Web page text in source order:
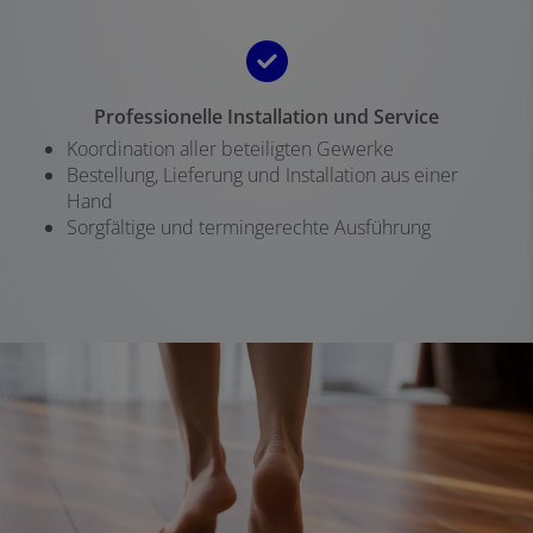
Professionelle Installation und Service
Koordination aller beteiligten Gewerke
Bestellung, Lieferung und Installation aus einer
Hand
Sorgfältige und termingerechte Ausführung